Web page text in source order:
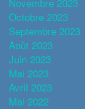
Octobre 2023
Septembre 2023
Août 2023
Juin 2023
Mai 2023
Avril 2023
Mai 2022